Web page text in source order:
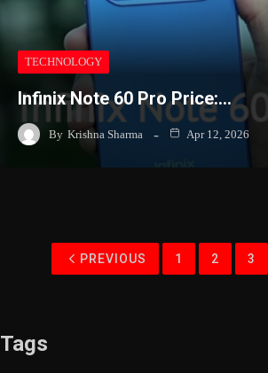
TECHNOLOGY
Infinix Note 60 Pro Price:…
By Krishna Sharma Apr 12, 2026
PREVIOUS 1 2 3
Tags